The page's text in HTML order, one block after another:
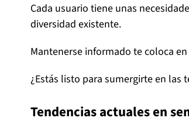
Cada usuario tiene unas
diversidad existente.
Mantenerse informado te coloca
¿Estás listo para sumergirte en las
Tendencias actuales en